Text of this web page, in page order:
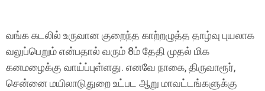
வங்க கடலில் உருவான குறைந்த காற்றழுத்த தாழ்வு புயலாக
வலுப்பெறும் என்பதால் வரும் 8ம் தேதி முதல் மிக
கனமழைக்கு வாய்ப்புள்ளது. எனவே நாகை, திருவாரூர்,
சென்னை மயிலாடுதுறை உட்பட ஆறு மாவட்டங்களுக்கு